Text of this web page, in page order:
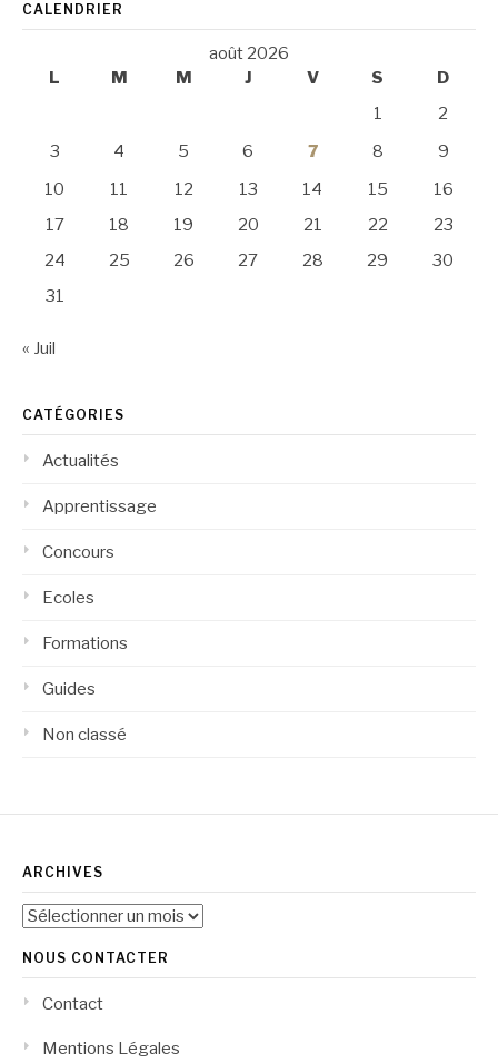
CALENDRIER
août 2026
L
M M J V S
D
1
2
3
4 5 6 7 8
9
10
11 12 13 14 15
16
17
18 19 20 21 22
23
24
25 26 27 28 29
30
31
« Juil
CATÉGORIES
Actualités
Apprentissage
Concours
Ecoles
Formations
Guides
Non classé
ARCHIVES
Archives
NOUS CONTACTER
Contact
Mentions Légales